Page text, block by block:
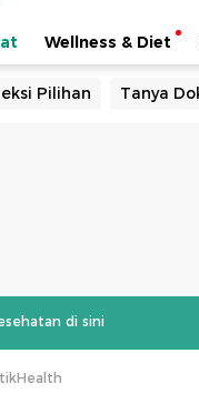
Wellness & Diet
Pilihan Tanya
di sini